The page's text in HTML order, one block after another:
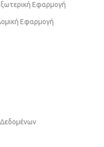
Εφαρμογή
Εφαρμογή